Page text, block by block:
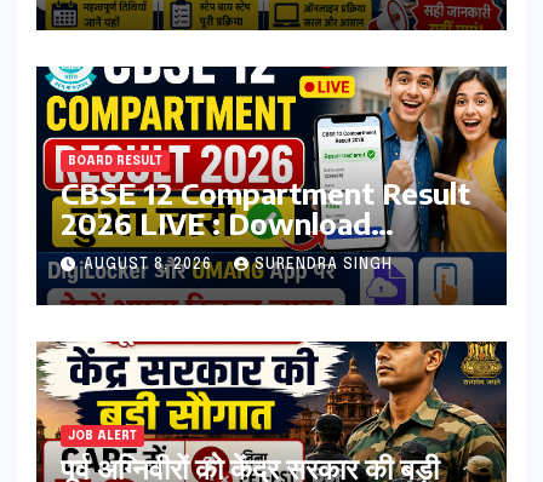
BOARD RESULT
CBSE 12 Compartment Result
2026 LIVE : Download
Marksheet at
cbseresults.nic.in, Digilocker
AUGUST 8, 2026 SURENDRA SINGH
JOB ALERT
पूर्व अग्निवीरों को केंद्र सरकार की बड़ी